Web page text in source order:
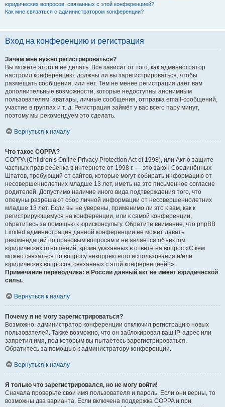
юридических вопросов, связанных с этой конференцией?
Как мне связаться с администратором конференции?
Вход на конференцию и регистрация
Зачем мне нужно регистрироваться?
Вы можете этого и не делать. Всё зависит от того, как администратор
настроил конференцию: должны ли вы зарегистрироваться, чтобы
размещать сообщения, или нет. Тем не менее регистрация даёт вам
дополнительные возможности, которые недоступны анонимным
пользователям: аватары, личные сообщения, отправка email-сообщений,
участие в группах и т. д. Регистрация займёт у вас всего пару минут,
поэтому мы рекомендуем это сделать.
Вернуться к началу
Что такое COPPA?
COPPA (Children’s Online Privacy Protection Act of 1998), или Акт о защите
частных прав ребёнка в интернете от 1998 г. — это закон Соединённых
Штатов, требующий от сайтов, которые могут собирать информацию от
несовершеннолетних младше 13 лет, иметь на это письменное согласие
родителей. Допустимо наличие иного вида подтверждения того, что
опекуны разрешают сбор личной информации от несовершеннолетних
младше 13 лет. Если вы не уверены, применимо ли это к вам, как к
регистрирующемуся на конференции, или к самой конференции,
обратитесь за помощью к юрисконсульту. Обратите внимание, что phpBB
Limited администрация данной конференции не может давать
рекомендаций по правовым вопросам и не является объектом
юридических отношений, кроме указанных в ответе на вопрос «С кем
можно связаться по вопросу некорректного использования и/или
юридических вопросов, связанных с этой конференцией?».
Примечание переводчика: в России данный акт не имеет юридической
силы..
Вернуться к началу
Почему я не могу зарегистрироваться?
Возможно, администратор конференции отключил регистрацию новых
пользователей. Также возможно, что он заблокировал ваш IP-адрес или
запретил имя, под которым вы пытаетесь зарегистрироваться.
Обратитесь за помощью к администратору конференции.
Вернуться к началу
Я только что зарегистрировался, но не могу войти!
Сначала проверьте свои имя пользователя и пароль. Если они верны, то
возможны два варианта. Если включена поддержка COPPA и при